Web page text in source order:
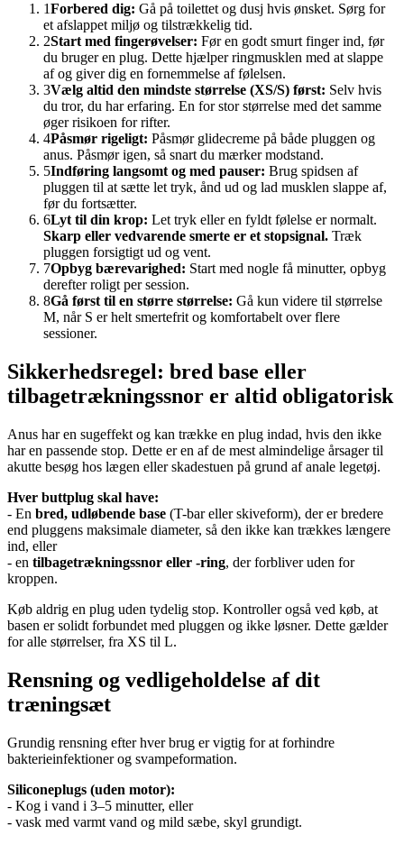
1Forbered dig: Gå på toilettet og dusj hvis ønsket. Sørg for
et afslappet miljø og tilstrækkelig tid.
2Start med fingerøvelser: Før en godt smurt finger ind, før
du bruger en plug. Dette hjælper ringmusklen med at slappe
af og giver dig en fornemmelse af følelsen.
3Vælg altid den mindste størrelse (XS/S) først: Selv hvis
du tror, du har erfaring. En for stor størrelse med det samme
øger risikoen for rifter.
4Påsmør rigeligt: Påsmør glidecreme på både pluggen og
anus. Påsmør igen, så snart du mærker modstand.
5Indføring langsomt og med pauser: Brug spidsen af
pluggen til at sætte let tryk, ånd ud og lad musklen slappe af,
før du fortsætter.
6Lyt til din krop: Let tryk eller en fyldt følelse er normalt.
Skarp eller vedvarende smerte er et stopsignal. Træk
pluggen forsigtigt ud og vent.
7Opbyg bærevarighed: Start med nogle få minutter, opbyg
derefter roligt per session.
8Gå først til en større størrelse: Gå kun videre til størrelse
M, når S er helt smertefrit og komfortabelt over flere
sessioner.
Sikkerhedsregel: bred base eller
tilbagetrækningssnor er altid obligatorisk
Anus har en sugeffekt og kan trække en plug indad, hvis den ikke
har en passende stop. Dette er en af de mest almindelige årsager til
akutte besøg hos lægen eller skadestuen på grund af anale legetøj.
Hver buttplug skal have:
- En bred, udløbende base (T-bar eller skiveform), der er bredere
end pluggens maksimale diameter, så den ikke kan trækkes længere
ind, eller
- en tilbagetrækningssnor eller -ring, der forbliver uden for
kroppen.
Køb aldrig en plug uden tydelig stop. Kontroller også ved køb, at
basen er solidt forbundet med pluggen og ikke løsner. Dette gælder
for alle størrelser, fra XS til L.
Rensning og vedligeholdelse af dit
træningsæt
Grundig rensning efter hver brug er vigtig for at forhindre
bakterieinfektioner og svampeformation.
Siliconeplugs (uden motor):
- Kog i vand i 3–5 minutter, eller
- vask med varmt vand og mild sæbe, skyl grundigt.